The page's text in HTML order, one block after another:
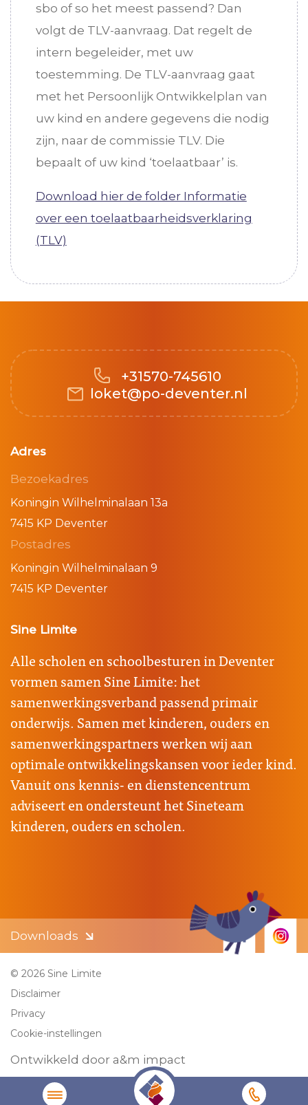
sbo of so het meest passend? Dan
volgt de TLV-aanvraag. Dat regelt de
intern begeleider, met uw
toestemming. De TLV-aanvraag gaat
met het Persoonlijk Ontwikkelplan van
uw kind en andere gegevens die nodig
zijn, naar de commissie TLV. Die
bepaalt of uw kind ‘toelaatbaar’ is.
Download hier de folder Informatie
over een toelaatbaarheidsverklaring
(TLV)
+31570-745610
loket@po-deventer.nl
Adres
Bezoekadres
Koningin Wilhelminalaan 13a
7415 KP Deventer
Postadres
Koningin Wilhelminalaan 9
7415 KP Deventer
Sine Limite
Alle scholen en schoolbesturen in Deventer
vormen samen Sine Limite: het
samenwerkingsverband passend primair
onderwijs. Samen met kinderen, ouders en
samenwerkingspartners werken wij aan
optimale ontwikkelingskansen voor ieder kind.
Vanuit ons kennis- en dienstencentrum
adviseert en ondersteunt het Sineteam
kinderen, ouders en scholen.
Downloads
© 2026 Sine Limite
Disclaimer
Privacy
Cookie-instellingen
Ontwikkeld door a&m impact